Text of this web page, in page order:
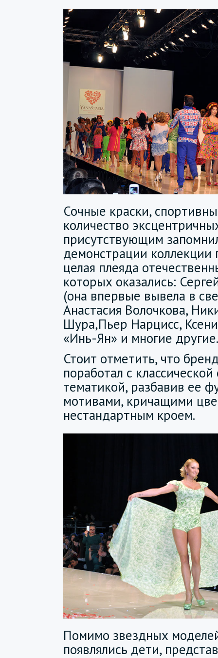
Сочные краски,
количество
присутствующим
демонстрации коллекции
целая плеяда
которых оказались:
(она впервые вывела в
Анастасия Волочкова,
Шура,Пьер Нарцисс,
«Инь-Ян» и многие другие.
Стоит отметить, что
поработал с
тематикой, разбавив ее
мотивами, кричащими
нестандартным кроем.
Помимо звездных
появлялись дети,